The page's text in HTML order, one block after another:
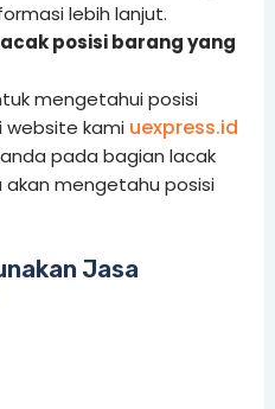
lebih lanjut.
posisi barang yang
mengetahui posisi
website kami uexpress.id
pada bagian lacak
mengetahu posisi
Jasa